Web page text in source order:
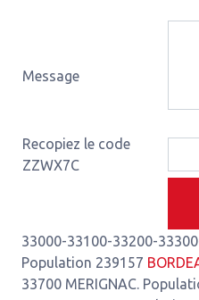
Message
Recopiez le code
ZZWX7C
33000-33100-33200-
Population 239157
33700 MERIGNAC.